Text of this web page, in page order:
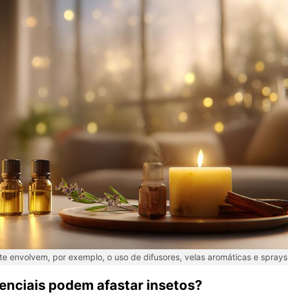
envolvem, por exemplo, o uso de difusores, velas aromáticas e sprays
podem afastar insetos?